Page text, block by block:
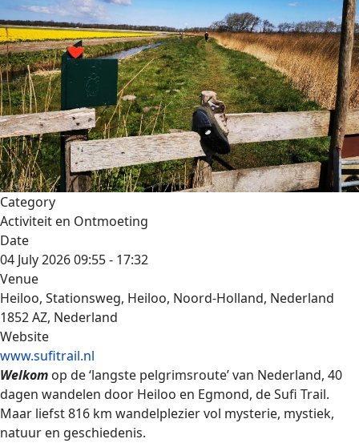
Category
Activiteit en Ontmoeting
Date
04 July 202609:55- 17:32
Venue
Heiloo, Stationsweg, Heiloo, Noord-Holland, Nederland
1852 AZ, Nederland
Website
www.sufitrail.nl
Welkom op de ‘langste pelgrimsroute’ van Nederland, 40
dagen wandelen door Heiloo en Egmond, de Sufi Trail.
Maar liefst 816 km wandelplezier vol mysterie, mystiek,
natuur en geschiedenis.